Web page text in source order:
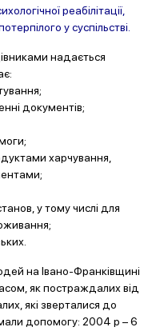
реабілітації,
у суспільстві.
надається
документів;
харчування,
у тому числі для
на Івано-Франківщині
як постраждалих від
які зверталися до
допомогу: 2004 р – 6